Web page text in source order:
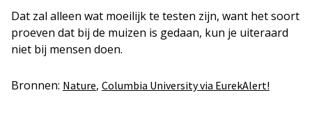
Dat zal alleen wat moeilijk te testen zijn, want het soort
proeven dat bij de muizen is gedaan, kun je uiteraard
niet bij mensen doen.
Bronnen: Nature, Columbia University via EurekAlert!